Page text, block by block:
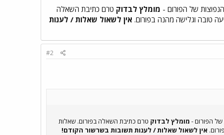
של הפורום - מומלץ לבדוק טרם כתיבת השאלה
טובה וגלישה מהנה בפורום. אין לשאול שאלות / לענות
#2
של הפורום - מומלץ לבדוק טרם כתיבת השאלה בפורום. שאלות
אין לשאול שאלות / לענות תשובות בשרשור הקודם!